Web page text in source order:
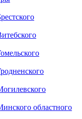
областного